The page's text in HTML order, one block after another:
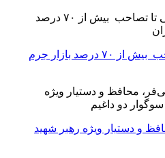
از بحران نقدینگی تا تصاحب بیش از ۷۰ درصد بازار جرم
و دستیار ویژه رهبر شهید